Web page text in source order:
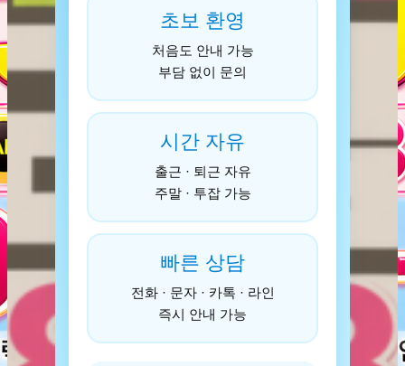
초보 환영
처음도 안내 가능
부담 없이 문의
시간 자유
출근 · 퇴근 자유
주말 · 투잡 가능
빠른 상담
전화 · 문자 · 카톡 · 라인
즉시 안내 가능